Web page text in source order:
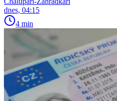
dnes, 04:15
4 min